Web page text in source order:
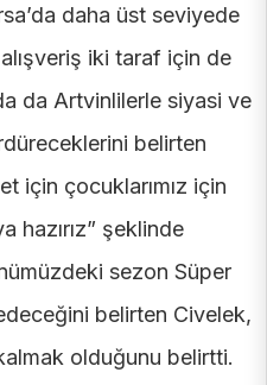
daha üst seviyede
iki taraf için de
da Artvinlilerle siyasi ve
belirten
için çocuklarımız için
hazırız” şeklinde
sezon Süper
belirten Civelek,
olduğunu belirtti.